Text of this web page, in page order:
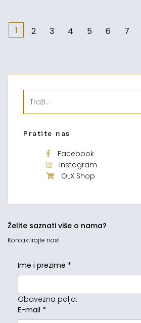
1 2 3 4 5 6 7
Pratite nas
Facebook
Instagram
OLX Shop
Želite saznati više o nama?
Kontaktirajte nas!
Ime i prezime *
Obavezna polja.
E-mail *